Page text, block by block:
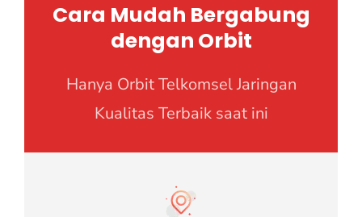
Cara Mudah Bergabung
dengan Orbit
Hanya Orbit Telkomsel Jaringan
Kualitas Terbaik saat ini